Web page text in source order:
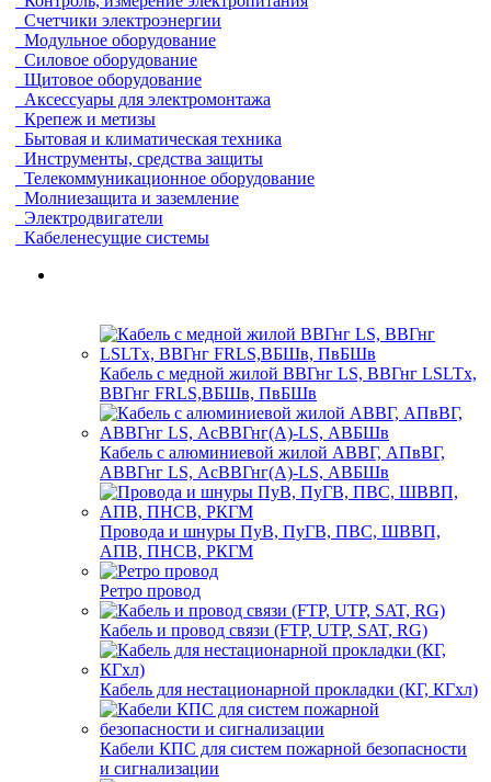
Счетчики электроэнергии
Модульное оборудование
Силовое оборудование
Щитовое оборудование
Аксессуары для электромонтажа
Крепеж и метизы
Бытовая и климатическая техника
Инструменты, средства защиты
Телекоммуникационное оборудование
Молниезащита и заземление
Электродвигатели
Кабеленесущие системы
Кабель с медной жилой ВВГнг LS, ВВГнг LSLTx,
ВВГнг FRLS,ВБШв, ПвБШв
Кабель с алюминиевой жилой АВВГ, АПвВГ,
АВВГнг LS, АсВВГнг(А)-LS, АВБШв
Провода и шнуры ПуВ, ПуГВ, ПВС, ШВВП,
АПВ, ПНСВ, РКГМ
Ретро провод
Кабель и провод связи (FTP, UTP, SAT, RG)
Кабель для нестационарной прокладки (КГ, КГхл)
Кабели КПС для систем пожарной безопасности
и сигнализации